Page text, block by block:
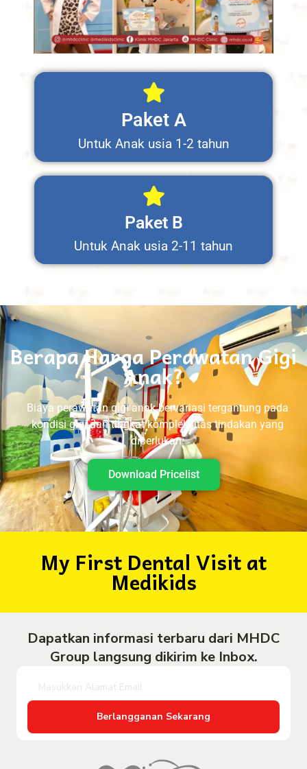
Paket A
Untuk Anak usia 1-2 tahun
Paket B
Untuk Anak usia 2-11 tahun
Berapa Harga Perawatan Gigi
Anak?
Biaya perawatan gigi anak bervariasi tergantung pada
kondisi gigi dan tingkat kompleksitas tindakan yang
diperlukan.
Download Pricelist
My First Dental Visit at
Medikids
Dapatkan informasi terbaru dari MHDC
Group langsung dikirim ke Inbox.
Berlangganan Sekarang